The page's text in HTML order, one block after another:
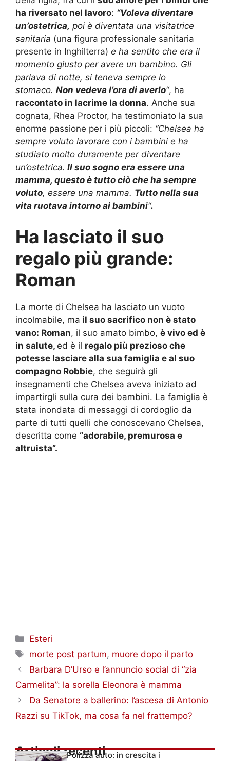
ha riversato nel lavoro: “Voleva diventare
un’ostetrica, poi è diventata una visitatrice
sanitaria (una figura professionale sanitaria
presente in Inghilterra) e ha sentito che era il
momento giusto per avere un bambino. Gli
parlava di notte, si teneva sempre lo
stomaco. Non vedeva l’ora di averlo“, ha
raccontato in lacrime la donna. Anche sua
cognata, Rhea Proctor, ha testimoniato la sua
enorme passione per i più piccoli: “Chelsea ha
sempre voluto lavorare con i bambini e ha
studiato molto duramente per diventare
un’ostetrica. Il suo sogno era essere una
mamma, questo è tutto ciò che ha sempre
voluto, essere una mamma. Tutto nella sua
vita ruotava intorno ai bambini“.
Ha lasciato il suo
regalo più grande:
Roman
La morte di Chelsea ha lasciato un vuoto
incolmabile, ma il suo sacrifico non è stato
vano: Roman, il suo amato bimbo, è vivo ed è
in salute, ed è il regalo più prezioso che
potesse lasciare alla sua famiglia e al suo
compagno Robbie, che seguirà gli
insegnamenti che Chelsea aveva iniziato ad
impartirgli sulla cura dei bambini. La famiglia è
stata inondata di messaggi di cordoglio da
parte di tutti quelli che conoscevano Chelsea,
descritta come “adorabile, premurosa e
altruista”.
Categorie
Esteri
Tag
morte post partum, muore dopo il parto
Barbara D’Urso e l’annuncio social di “zia
Carmelita”: la sorella Eleonora è mamma
Da Senatore a ballerino: l’ascesa di Antonio
Razzi su TikTok, ma cosa fa nel frattempo?
Articoli recentiPolizza auto: in crescita i